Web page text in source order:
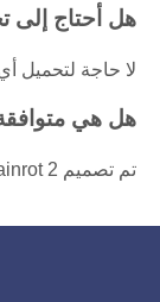
هل أحتاج
لا حاجة لتحميل
هل هي
تم تصميم Rob Brainrot 2 للعمل بسلاسة عبر معظم المتصفحات الحديثة.